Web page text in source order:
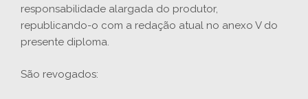
responsabilidade alargada do produtor,
republicando-o com a redação atual no anexo V do
presente diploma.
São revogados: